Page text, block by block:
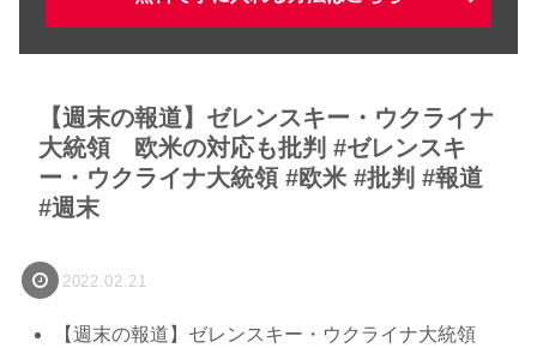
【週末の報道】ゼレンスキー・ウクライナ
大統領 欧米の対応も批判 #ゼレンスキ
ー・ウクライナ大統領 #欧米 #批判 #報道
#週末
2022.02.21
【週末の報道】ゼレンスキー・ウクライナ大統領